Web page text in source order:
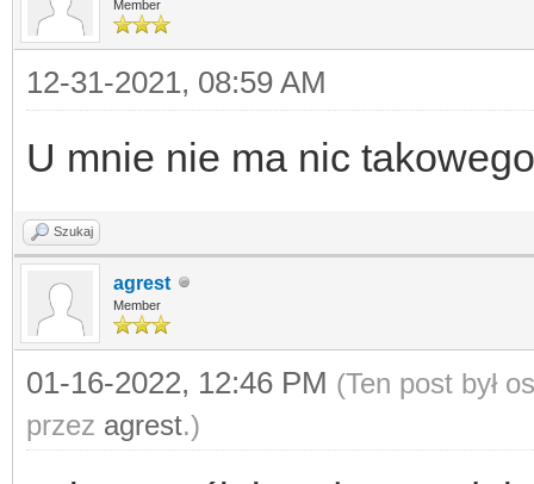
Member
12-31-2021, 08:59 AM
U mnie nie ma nic
Szukaj
agrest
Member
01-16-2022, 12:46 PM (Ten post był
przez agrest.)